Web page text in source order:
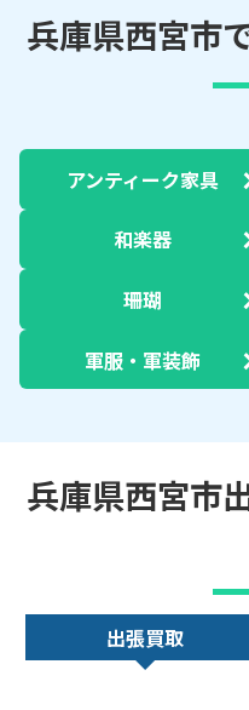
兵庫県西宮市
アンティーク家具
和楽器
珊瑚
軍服・軍装飾
兵庫県西宮市
出張買取